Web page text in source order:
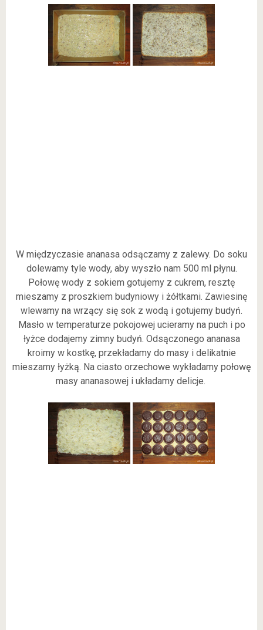
W międzyczasie ananasa odsączamy z zalewy. Do soku
dolewamy tyle wody, aby wyszło nam 500 ml płynu.
Połowę wody z sokiem gotujemy z cukrem, resztę
mieszamy z proszkiem budyniowy i żółtkami. Zawiesinę
wlewamy na wrzący się sok z wodą i gotujemy budyń.
Masło w temperaturze pokojowej ucieramy na puch i po
łyżce dodajemy zimny budyń. Odsączonego ananasa
kroimy w kostkę, przekładamy do masy i delikatnie
mieszamy łyżką. Na ciasto orzechowe wykładamy połowę
masy ananasowej i układamy delicje.